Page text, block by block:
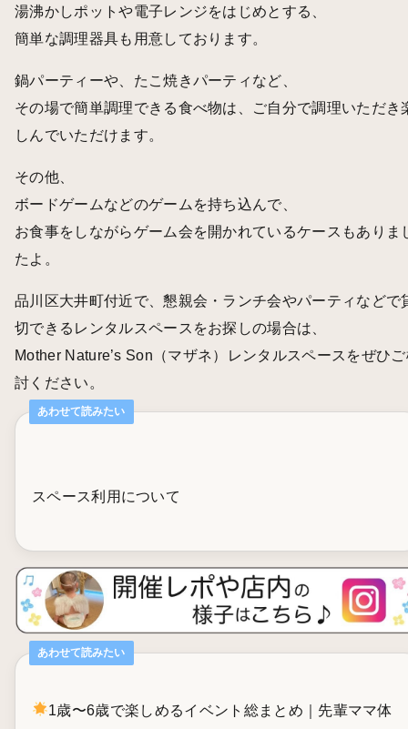
湯沸かしポットや電子レンジをはじめとする、
簡単な調理器具も用意しております。
鍋パーティーや、たこ焼きパーティなど、
その場で簡単調理できる食べ物は、ご自分で調理いただき
しんでいただけます。
その他、
ボードゲームなどのゲームを持ち込んで、
お食事をしながらゲーム会を開かれているケースもありま
たよ。
品川区大井町付近で、懇親会・ランチ会やパーティなどで
切できるレンタルスペースをお探しの場合は、
Mother Nature’s Son（マザネ）レンタルスペースをぜひ
討ください。
あわせて読みたい
スペース利用について
あわせて読みたい
1歳〜6歳で楽しめるイベント総まとめ｜先輩ママ体